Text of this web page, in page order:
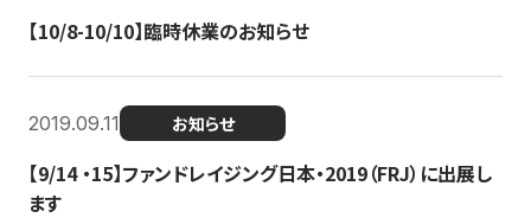
【10/8-10/10】臨時休業のお知らせ
2019.09.11 お知らせ
【9/14 ・15】ファンドレイジング日本・2019（FRJ）に出展し
ます